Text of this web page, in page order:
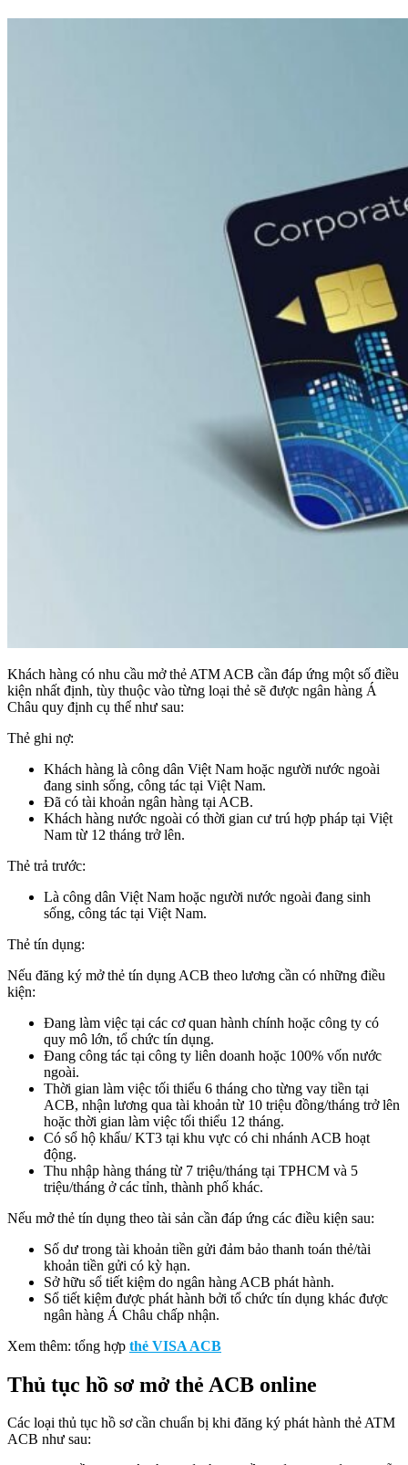
Khách hàng có nhu cầu mở thẻ ATM ACB cần đáp ứng một số điều
kiện nhất định, tùy thuộc vào từng loại thẻ sẽ được ngân hàng Á
Châu quy định cụ thể như sau:
Thẻ ghi nợ:
Khách hàng là công dân Việt Nam hoặc người nước ngoài
đang sinh sống, công tác tại Việt Nam.
Đã có tài khoản ngân hàng tại ACB.
Khách hàng nước ngoài có thời gian cư trú hợp pháp tại Việt
Nam từ 12 tháng trở lên.
Thẻ trả trước:
Là công dân Việt Nam hoặc người nước ngoài đang sinh
sống, công tác tại Việt Nam.
Thẻ tín dụng:
Nếu đăng ký mở thẻ tín dụng ACB theo lương cần có những điều
kiện:
Đang làm việc tại các cơ quan hành chính hoặc công ty có
quy mô lớn, tổ chức tín dụng.
Đang công tác tại công ty liên doanh hoặc 100% vốn nước
ngoài.
Thời gian làm việc tối thiểu 6 tháng cho từng vay tiền tại
ACB, nhận lương qua tài khoản từ 10 triệu đồng/tháng trở lên
hoặc thời gian làm việc tối thiểu 12 tháng.
Có sổ hộ khẩu/ KT3 tại khu vực có chi nhánh ACB hoạt
động.
Thu nhập hàng tháng từ 7 triệu/tháng tại TPHCM và 5
triệu/tháng ở các tỉnh, thành phố khác.
Nếu mở thẻ tín dụng theo tài sản cần đáp ứng các điều kiện sau:
Số dư trong tài khoản tiền gửi đảm bảo thanh toán thẻ/tài
khoản tiền gửi có kỳ hạn.
Sở hữu sổ tiết kiệm do ngân hàng ACB phát hành.
Sổ tiết kiệm được phát hành bởi tổ chức tín dụng khác được
ngân hàng Á Châu chấp nhận.
Xem thêm: tổng hợp thẻ VISA ACB
Thủ tục hồ sơ mở thẻ ACB online
Các loại thủ tục hồ sơ cần chuẩn bị khi đăng ký phát hành thẻ ATM
ACB như sau: